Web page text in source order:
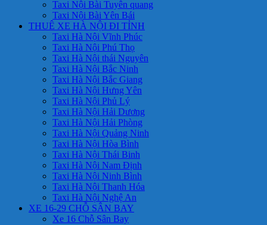
Taxi Nội Bài Tuyên quang
Taxi Nội Bài Yên Bái
THUÊ XE HÀ NỘI ĐI TỈNH
Taxi Hà Nội Vĩnh Phúc
Taxi Hà Nội Phú Thọ
Taxi Hà Nội thái Nguyên
Taxi Hà Nội Bắc Ninh
Taxi Hà Nội Bắc Giang
Taxi Hà Nội Hưng Yên
Taxi Hà Nội Phủ Lý
Taxi Hà Nội Hải Dương
Taxi Hà Nội Hải Phòng
Taxi Hà Nội Quảng Ninh
Taxi Hà Nội Hòa Bình
Taxi Hà Nội Thái Binh
Taxi Hà Nội Nam Định
Taxi Hà Nội Ninh Bình
Taxi Hà Nội Thanh Hóa
Taxi Hà Nội Nghệ An
XE 16-29 CHỖ SÂN BAY
Xe 16 Chỗ Sân Bay